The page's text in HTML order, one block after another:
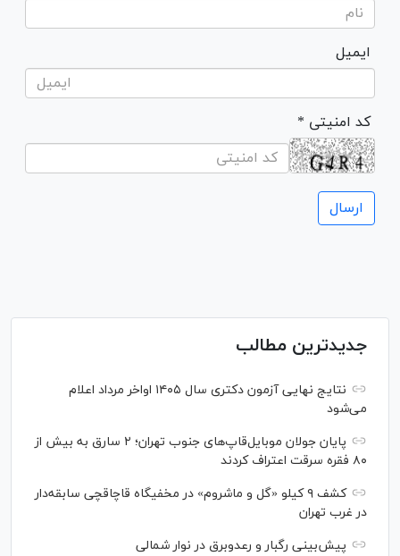
ایمیل
* کد امنیتی
جدیدترین مطالب
نتایج نهایی آزمون دکتری سال ۱۴۰۵ اواخر مرداد اعلام
می‌شود
پایان جولان موبایل‌قاپ‌های جنوب تهران؛ ۲ سارق به بیش از
۸۰ فقره سرقت اعتراف کردند
کشف ۹ کیلو «گل و ماشروم» در مخفیگاه قاچاقچی سابقه‌دار
در غرب تهران
پیش‌بینی رگبار و رعدوبرق در نوار شمالی